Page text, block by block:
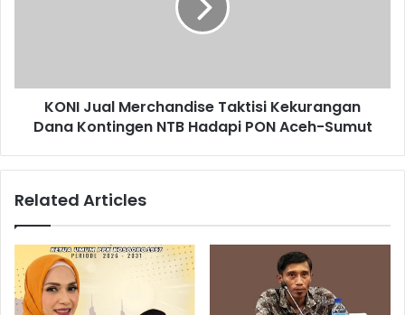
KONI Jual Merchandise Taktisi Kekurangan
Dana Kontingen NTB Hadapi PON Aceh-Sumut
Related Articles